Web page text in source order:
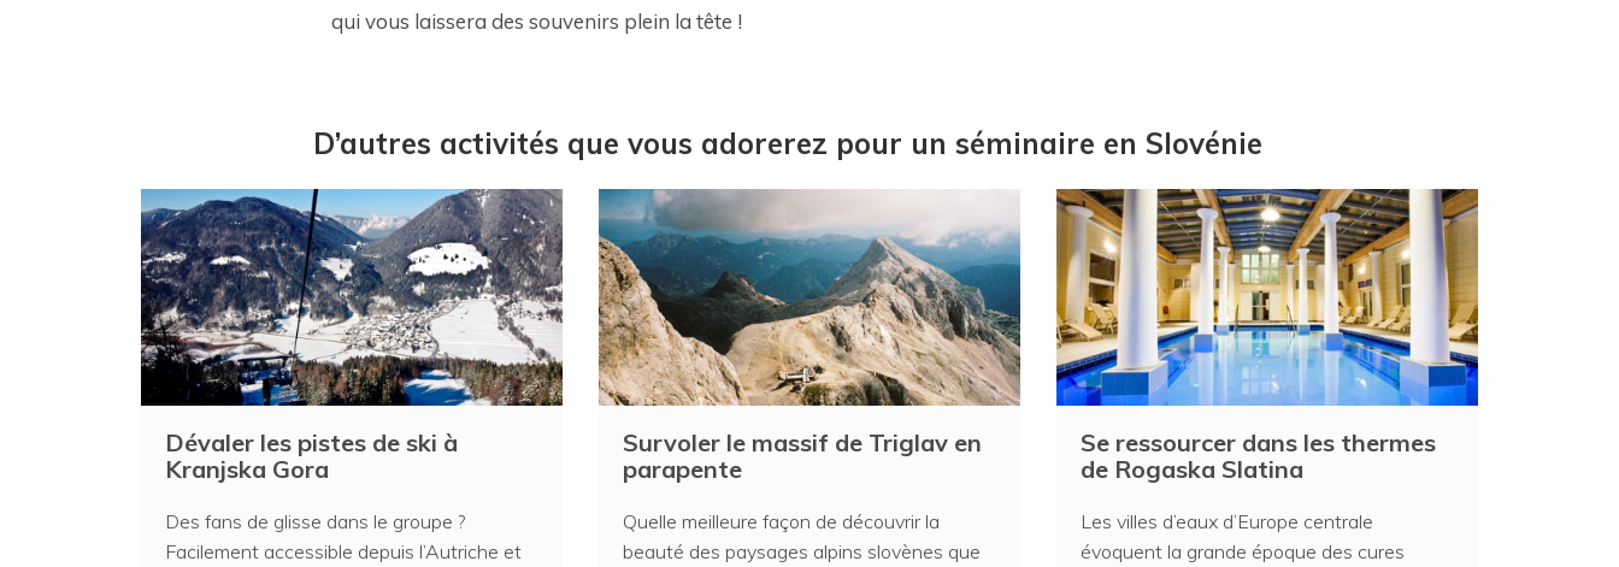
qui vous laissera des souvenirs plein la tête !
D’autres activités que vous adorerez pour un séminaire en Slovénie
Dévaler les pistes de ski à
Kranjska Gora
Des fans de glisse dans le groupe ?
Facilement accessible depuis l’Autriche et
Survoler le massif de Triglav en
parapente
Quelle meilleure façon de découvrir la
beauté des paysages alpins slovènes que
Se ressourcer dans les thermes
de Rogaska Slatina
Les villes d’eaux d’Europe centrale
évoquent la grande époque des cures